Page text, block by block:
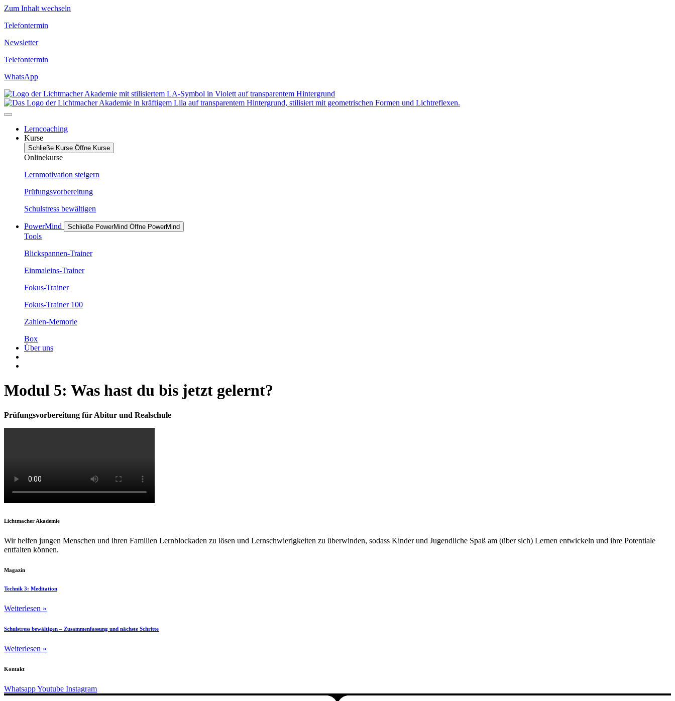
Zum Inhalt wechseln
Telefontermin
Newsletter
Telefontermin
WhatsApp
Lerncoaching
Kurse
Schließe Kurse Öffne Kurse
Onlinekurse
Lernmotivation steigern
Prüfungsvorbereitung
Schulstress bewältigen
PowerMind Schließe PowerMind Öffne PowerMind
Tools
Blickspannen-Trainer
Einmaleins-Trainer
Fokus-Trainer
Fokus-Trainer 100
Zahlen-Memorie
Box
Über uns
Modul 5: Was hast du bis jetzt gelernt?
Prüfungsvorbereitung für Abitur und Realschule
Lichtmacher Akademie
Wir helfen jungen Menschen und ihren Familien Lernblockaden zu lösen und Lernschwierigkeiten zu überwinden, sodass Kinder und Jugendliche Spaß am (über sich) Lernen entwickeln und ihre Potentiale
entfalten können.
Magazin
Technik 3: Meditation
Weiterlesen »
Schulstress bewältigen – Zusammenfassung und nächste Schritte
Weiterlesen »
Kontakt
WhatsappYoutube Instagram